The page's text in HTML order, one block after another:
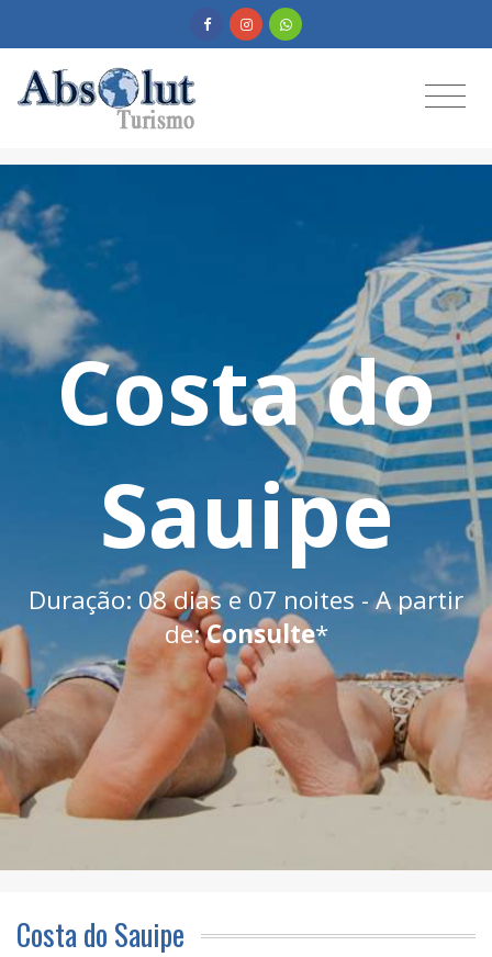
Costa do
Sauipe
Duração: 08 dias e 07 noites - A partir
de:Consulte*
Costa do Sauipe